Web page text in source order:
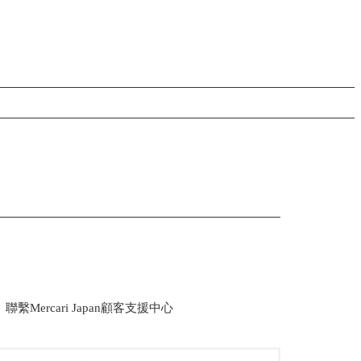
聯繫Mercari Japan顧客支援中心